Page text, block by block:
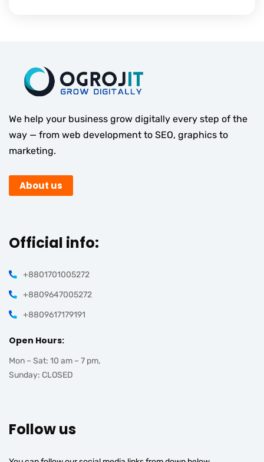
We help your business grow digitally every step of the
way — from web development to SEO, graphics to
marketing.
About us
Official info:
+8801701005272
+8809647005272
+8809617179191
Open Hours:
Mon – Sat: 10 am – 7 pm,
Sunday: CLOSED
Follow us